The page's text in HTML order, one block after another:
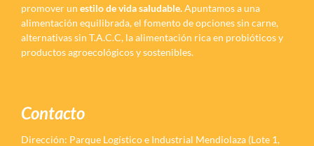
promover un estilo de vida saludable.Apuntamos a una
alimentación equilibrada, el fomento de opciones sin carne,
alternativas sin T.A.C.C, la alimentación rica en probióticos y
productos agroecológicos y sostenibles.
Contacto
Dirección: Parque Logístico e Industrial Mendiolaza (Lote 1,